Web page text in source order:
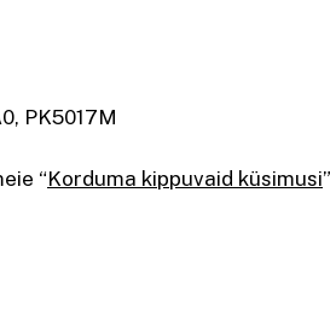
PK5017M
“Korduma kippuvaid küsimusi